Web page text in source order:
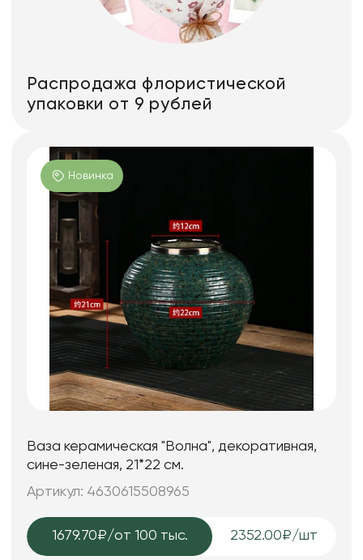
Распродажа флористической
упаковки от 9 рублей
Новинка
Ваза керамическая "Волна", декоративная,
сине-зеленая, 21*22 см.
Артикул: 4630615508965
1679.70₽/от 100 тыс. 2352.00₽/шт